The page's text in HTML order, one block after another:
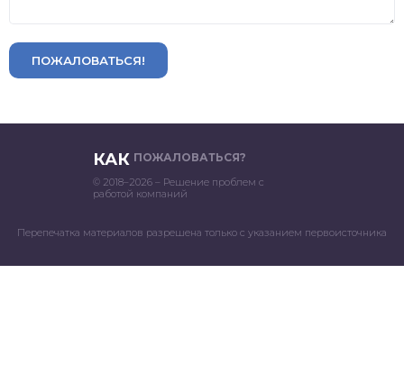
ПОЖАЛОВАТЬСЯ!
КАК ПОЖАЛОВАТЬСЯ?
© 2018–2026 – Решение проблем с
работой компаний
Перепечатка материалов разрешена только с указанием первоисточника